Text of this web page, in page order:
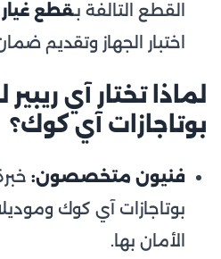
القطع التالفة بـقطع
اختبار الجهاز وتقديم
لماذا تختار آي
بوتاجازات آي كوك؟
فنيون متخصصون:
بوتاجازات آي كوك
الأمان بها.